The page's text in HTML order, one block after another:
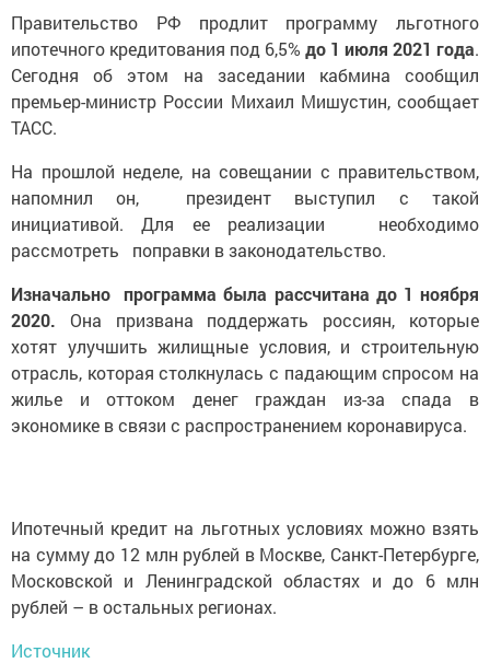
Правительство РФ продлит программу льготного
ипотечного кредитования под 6,5% до 1 июля 2021 года.
Сегодня об этом на заседании кабмина сообщил
премьер-министр России Михаил Мишустин, сообщает
ТАСС.
На прошлой неделе, на совещании с правительством,
напомнил он, президент выступил с такой
инициативой. Для ее реализации необходимо
рассмотреть поправки в законодательство.
Изначально программа была рассчитана до 1 ноября
2020. Она призвана поддержать россиян, которые
хотят улучшить жилищные условия, и строительную
отрасль, которая столкнулась с падающим спросом на
жилье и оттоком денег граждан из-за спада в
экономике в связи с распространением коронавируса.
Ипотечный кредит на льготных условиях можно взять
на сумму до 12 млн рублей в Москве, Санкт-Петербурге,
Московской и Ленинградской областях и до 6 млн
рублей – в остальных регионах.
Источник